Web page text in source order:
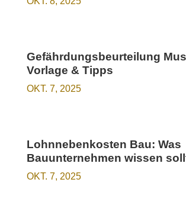
Gefährdungsbeurteilung
Vorlage & Tipps
OKT. 7, 2025
Lohnnebenkosten Bau: Was
Bauunternehmen wissen
OKT. 7, 2025